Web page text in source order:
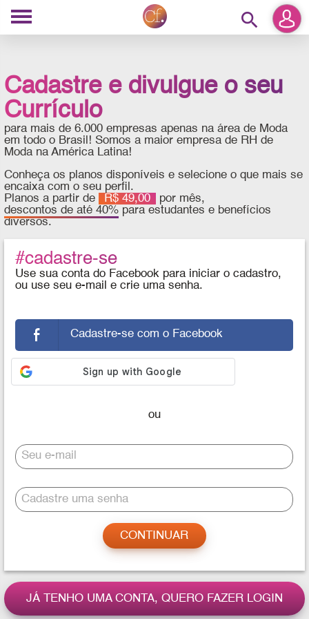
search
Cadastre e divulgue o seu
Currículo
para mais de 6.000 empresas apenas na área de Moda
em todo o Brasil! Somos a maior empresa de RH de
Moda na América Latina!
Conheça os planos disponíveis e selecione o que mais se
encaixa com o seu perfil.
Planos a partir de
R$ 49,00
por mês,
descontos de até 40% para estudantes e benefícios
diversos.
#cadastre-se
Use sua conta do Facebook para iniciar o cadastro,
ou use seu e-mail e crie uma senha.
Cadastre-se com o Facebook
Seu e-mail
Cadastre uma senha
JÁ TENHO UMA CONTA, QUERO FAZER LOGIN